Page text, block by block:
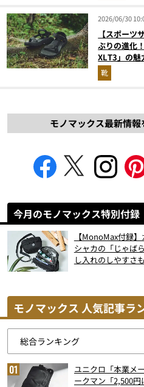
2026/06/30
【スポーツ
ぶりの進化
XLT3」の魅
解説！
靴
モノマックス最新情報
今月のモノマックス特別付録
【MonoMax付録
シャカの「じゃば
し入れのしやすさ
モノマックス 人気記事ラ
ユニクロ「本業メ
ークマン「2,500